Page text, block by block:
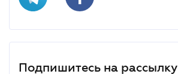
Подпишитесь на рассылку